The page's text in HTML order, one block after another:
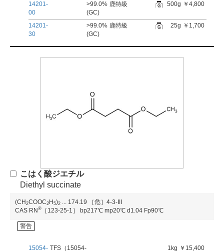
14201-
00
>99.0%
(GC)
鹿特級 500g ￥4,800
14201-
30
>99.0%
(GC)
鹿特級 25g ￥1,700
こはく酸ジエチル
Diethyl succinate
(CH2COOC2H5)2 ... 174.19
［危］4-3-III
CAS RN® ［123-25-1］ bp217℃ mp20℃ d1.04 Fp90℃
警告
15054- TFS（15054-
1kg ￥15,400